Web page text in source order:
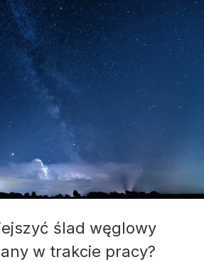
ślad węglowy
w trakcie pracy?